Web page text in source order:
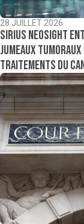
28 JUILLET 2026
Sirius NeoSight
jumeaux
traitements du